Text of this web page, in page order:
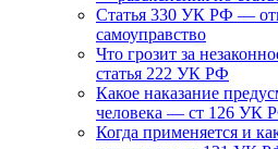
Статья 330 УК РФ —
самоуправство
Что грозит за
статья 222 УК РФ
Какое наказание
человека — ст 126 УК
Когда применяется и